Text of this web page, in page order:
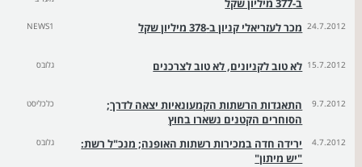
ב-377 מיליון שקל
24.7.2012 מכר לעזריאלי קניון ב-378 מיליון שקל NEWS1
15.7.2012 לא טוב לקניונים, לא טוב לצרכנים גלובס
9.7.2012
התאגדות הרשתות הקמעונאיות יצאה לדרך;
הסוחרים הקטנים נשארו בחוץ
כלכליסט
4.7.2012
ירידה חדה במכירות רשתות האופנה; מנכ"ל רשת:
"יש מיתון"
גלובס